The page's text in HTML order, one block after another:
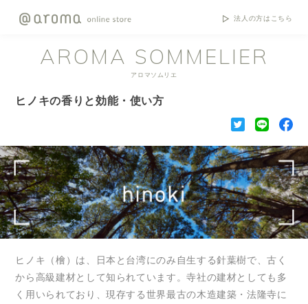
法人の方はこちら
AROMA SOMMELIER
アロマソムリエ
ヒノキの香りと効能・使い方
ヒノキ（檜）は、日本と台湾にのみ自生する針葉樹で、古く
から高級建材として知られています。寺社の建材としても多
く用いられており、現存する世界最古の木造建築・法隆寺に